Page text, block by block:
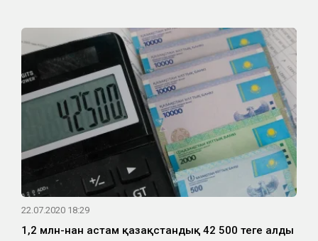
22.07.2020 18:29
1,2 млн-нан астам қазақстандық 42 500 теңге алды